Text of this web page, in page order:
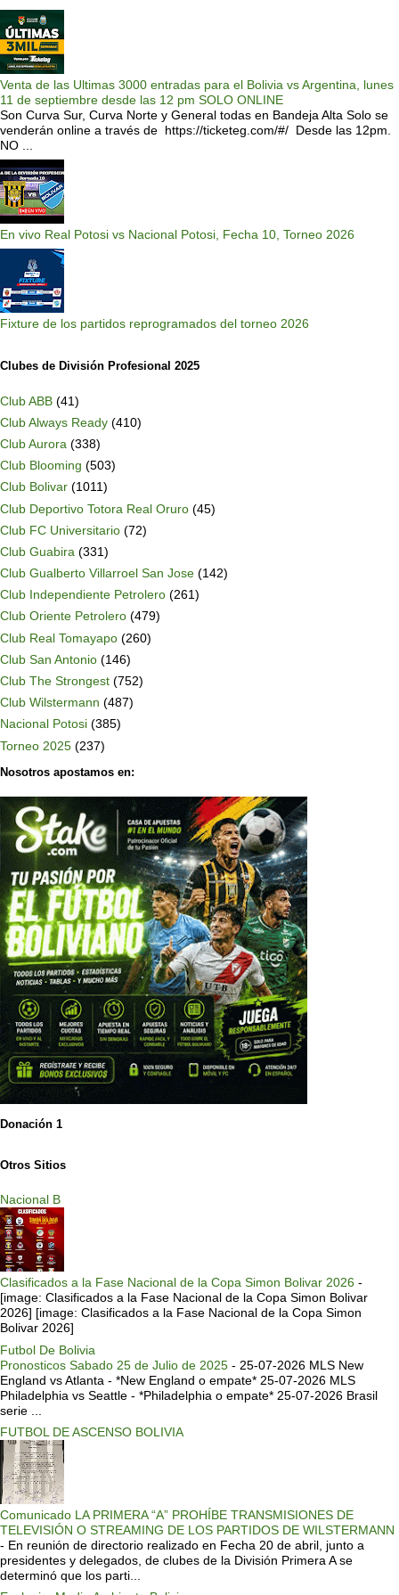
Venta de las Ultimas 3000 entradas para el Bolivia vs Argentina, lunes
11 de septiembre desde las 12 pm SOLO ONLINE
Son Curva Sur, Curva Norte y General todas en Bandeja Alta Solo se
venderán online a través de https://ticketeg.com/#/ Desde las 12pm.
NO ...
En vivo Real Potosi vs Nacional Potosi, Fecha 10, Torneo 2026
Fixture de los partidos reprogramados del torneo 2026
Clubes de División Profesional 2025
Club ABB (41)
Club Always Ready (410)
Club Aurora (338)
Club Blooming (503)
Club Bolivar (1011)
Club Deportivo Totora Real Oruro (45)
Club FC Universitario (72)
Club Guabira (331)
Club Gualberto Villarroel San Jose (142)
Club Independiente Petrolero (261)
Club Oriente Petrolero (479)
Club Real Tomayapo (260)
Club San Antonio (146)
Club The Strongest (752)
Club Wilstermann (487)
Nacional Potosi (385)
Torneo 2025 (237)
Nosotros apostamos en:
Donación 1
Otros Sitios
Nacional B
Clasificados a la Fase Nacional de la Copa Simon Bolivar 2026 -
[image: Clasificados a la Fase Nacional de la Copa Simon Bolivar
2026] [image: Clasificados a la Fase Nacional de la Copa Simon
Bolivar 2026]
Futbol De Bolivia
Pronosticos Sabado 25 de Julio de 2025 - 25-07-2026 MLS New
England vs Atlanta - *New England o empate* 25-07-2026 MLS
Philadelphia vs Seattle - *Philadelphia o empate* 25-07-2026 Brasil
serie ...
FUTBOL DE ASCENSO BOLIVIA
Comunicado LA PRIMERA “A” PROHÍBE TRANSMISIONES DE
TELEVISIÓN O STREAMING DE LOS PARTIDOS DE WILSTERMANN
- En reunión de directorio realizado en Fecha 20 de abril, junto a
presidentes y delegados, de clubes de la División Primera A se
determinó que los parti...